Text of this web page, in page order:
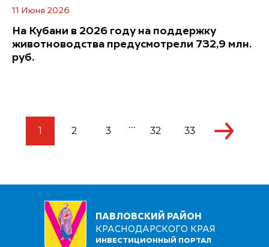
11 Июня 2026
На Кубани в 2026 году на поддержку
животноводства предусмотрели 732,9 млн.
руб.
1 2 3 ... 32 33
ПАВЛОВСКИЙ РАЙОН
КРАСНОДАРСКОГО КРАЯ
ИНВЕСТИЦИОННЫЙ ПОРТАЛ